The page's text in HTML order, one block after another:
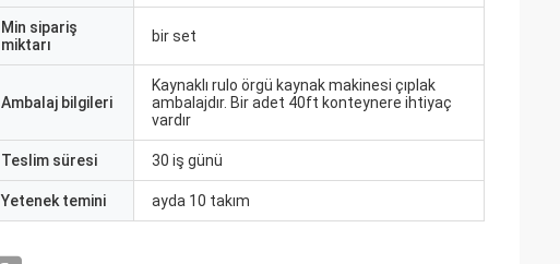
Min sipariş
miktarı
bir set
Ambalaj bilgileri
Kaynaklı rulo örgü kaynak makinesi çıplak
ambalajdır. Bir adet 40ft konteynere ihtiyaç
vardır
Teslim süresi 30 iş günü
Yetenek temini ayda 10 takım